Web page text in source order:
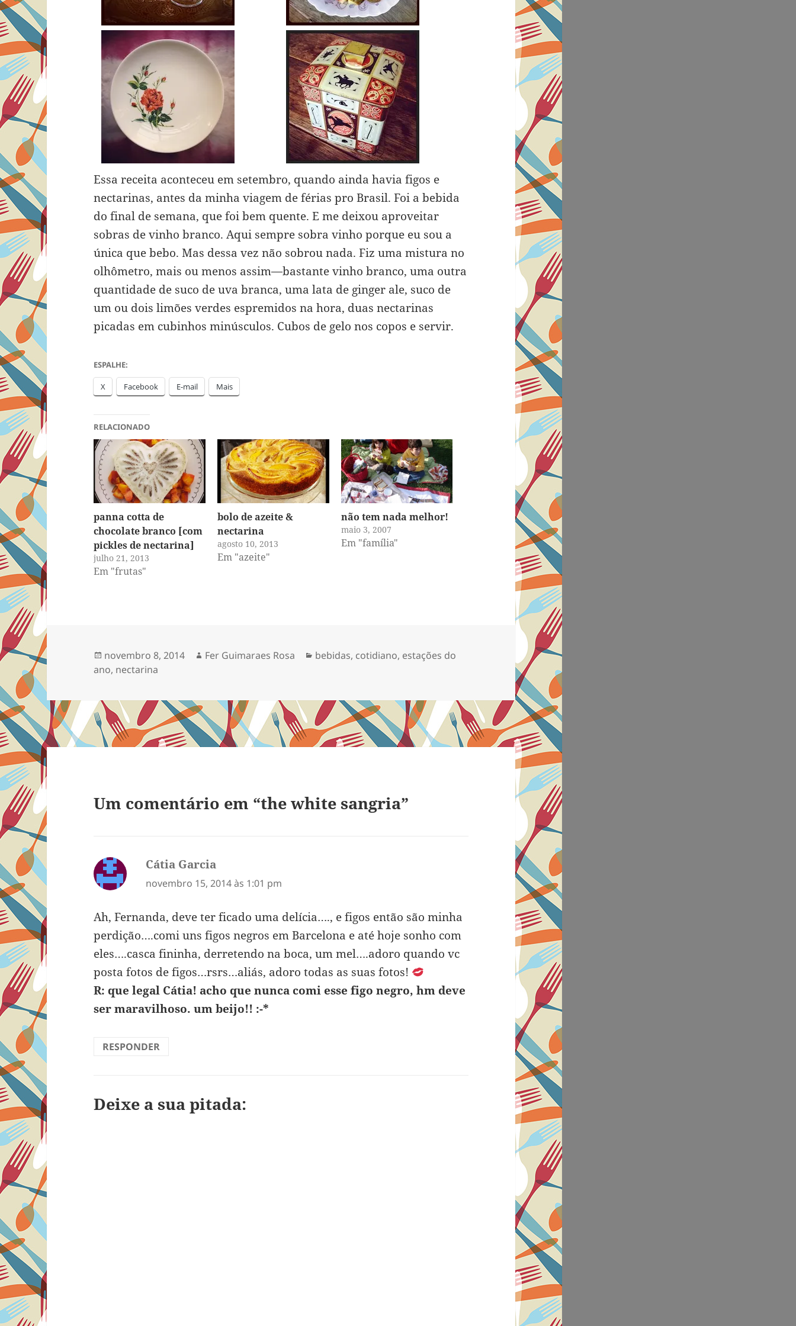
Essa receita aconteceu em setembro, quando ainda havia figos e
nectarinas, antes da minha viagem de férias pro Brasil. Foi a bebida
do final de semana, que foi bem quente. E me deixou aproveitar
sobras de vinho branco. Aqui sempre sobra vinho porque eu sou a
única que bebo. Mas dessa vez não sobrou nada. Fiz uma mistura no
olhômetro, mais ou menos assim—bastante vinho branco, uma outra
quantidade de suco de uva branca, uma lata de ginger ale, suco de
um ou dois limões verdes espremidos na hora, duas nectarinas
picadas em cubinhos minúsculos. Cubos de gelo nos copos e servir.
ESPALHE:
X Facebook E-mail Mais
RELACIONADO
panna cotta de
chocolate branco [com
pickles de nectarina]
julho 21, 2013
Em "frutas"
bolo de azeite &
nectarina
agosto 10, 2013
Em "azeite"
não tem nada melhor!
maio 3, 2007
Em "família"
Publicado
em
novembro 8, 2014 Autor
Fer Guimaraes Rosa Categorias
bebidas, cotidiano, estações do
ano, nectarina
Um comentário em “the white sangria”
Cátia Garcia
novembro 15, 2014 às 1:01 pm
Ah, Fernanda, deve ter ficado uma delícia…., e figos então são minha
perdição….comi uns figos negros em Barcelona e até hoje sonho com
eles….casca fininha, derretendo na boca, um mel….adoro quando vc
posta fotos de figos…rsrs…aliás, adoro todas as suas fotos!
R: que legal Cátia! acho que nunca comi esse figo negro, hm deve
ser maravilhoso. um beijo!! :-*
RESPONDER
Deixe a sua pitada: